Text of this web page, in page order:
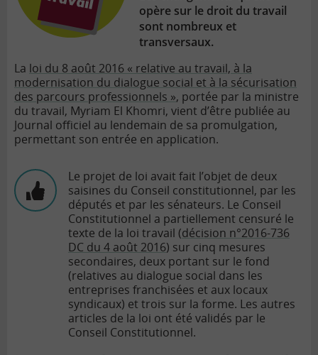
opère sur le droit du travail
sont nombreux et
transversaux.
La loi du 8 août 2016 « relative au travail, à la
modernisation du dialogue social et à la sécurisation
des parcours professionnels », portée par la ministre
du travail, Myriam El Khomri, vient d’être publiée au
Journal officiel au lendemain de sa promulgation,
permettant son entrée en application.
Le projet de loi avait fait l’objet de deux
saisines du Conseil constitutionnel, par les
députés et par les sénateurs. Le Conseil
Constitutionnel a partiellement censuré le
texte de la loi travail (décision n°2016-736
DC du 4 août 2016) sur cinq mesures
secondaires, deux portant sur le fond
(relatives au dialogue social dans les
entreprises franchisées et aux locaux
syndicaux) et trois sur la forme. Les autres
articles de la loi ont été validés par le
Conseil Constitutionnel.